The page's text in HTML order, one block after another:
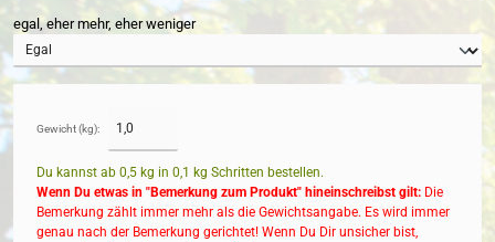
egal, eher mehr, eher weniger
Gewicht (kg):
Du kannst ab 0,5 kg in 0,1 kg Schritten bestellen.
Wenn Du etwas in "Bemerkung zum Produkt" hineinschreibst gilt: Die
Bemerkung zählt immer mehr als die Gewichtsangabe. Es wird immer
genau nach der Bemerkung gerichtet! Wenn Du Dir unsicher bist,